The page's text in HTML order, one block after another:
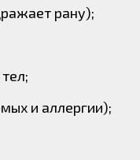
рану);
и аллергии);